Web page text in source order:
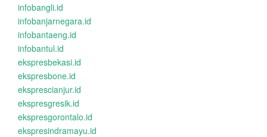
infobangli.id
infobanjarnegara.id
infobantaeng.id
infobantul.id
ekspresbekasi.id
ekspresbone.id
eksprescianjur.id
ekspresgresik.id
ekspresgorontalo.id
ekspresindramayu.id